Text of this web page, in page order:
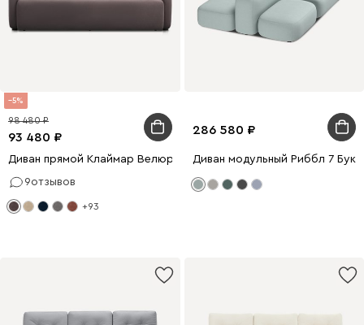
5
93 480
98 480
Диван прямой Клаймар Велюр Коричневый
9отзывов
+93
286 580
Диван модульный Риббл 7